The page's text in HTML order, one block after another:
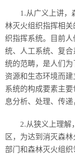
1.从广义上讲，
林灭火组织指挥相
织指挥系统。目前
统、人工系统、复
统的范畴，是人们
资源和生态环境而
系统的构成要素主
息分析、处理、传递
2.从狭义上理解
区，为达到消灭森
部门和森林灭火组